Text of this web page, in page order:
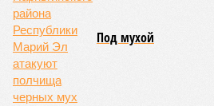
традициями.
В настоящее время керешу
популярности. В 2024 году в
Чебоксары, на базе спортивной
торжественное открытие